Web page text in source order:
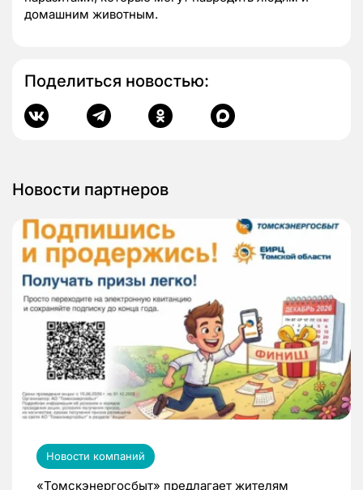
домашним животным.
Поделиться новостью:
Новости партнеров
Новости компаний
«Томскэнергосбыт» предлагает жителям